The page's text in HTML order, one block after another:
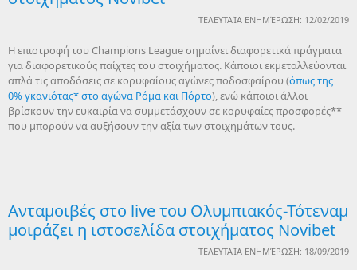
ΤΕΛΕΥΤΑΊΑ ΕΝΗΜΈΡΩΣΗ: 12/02/2019
Η επιστροφή του Champions League σημαίνει διαφορετικά πράγματα
για διαφορετικούς παίχτες του στοιχήματος. Κάποιοι εκμεταλλεύονται
απλά τις αποδόσεις σε κορυφαίους αγώνες ποδοσφαίρου (όπως της
0% γκανιότας* στο αγώνα Ρόμα και Πόρτο), ενώ κάποιοι άλλοι
βρίσκουν την ευκαιρία να συμμετάσχουν σε κορυφαίες προσφορές**
που μπορούν να αυξήσουν την αξία των στοιχημάτων τους.
Ανταμοιβές στο live του Ολυμπιακός-Τότεναμ
μοιράζει η ιστοσελίδα στοιχήματος Novibet
ΤΕΛΕΥΤΑΊΑ ΕΝΗΜΈΡΩΣΗ: 18/09/2019